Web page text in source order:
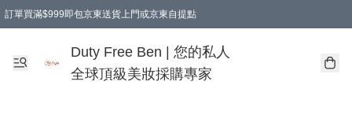
訂單買滿$999即包京東送貨上門或京東自提點
Duty Free Ben | 您的私人
全球頂級美妝採購專家